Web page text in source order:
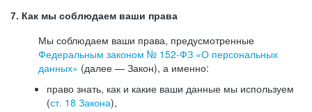
7. Как мы соблюдаем ваши права
Мы соблюдаем ваши права, предусмотренные
Федеральным законом № 152-ФЗ «О персональных
данных» (далее — Закон), а именно:
право знать, как и какие ваши данные мы используем
(ст. 18 Закона),